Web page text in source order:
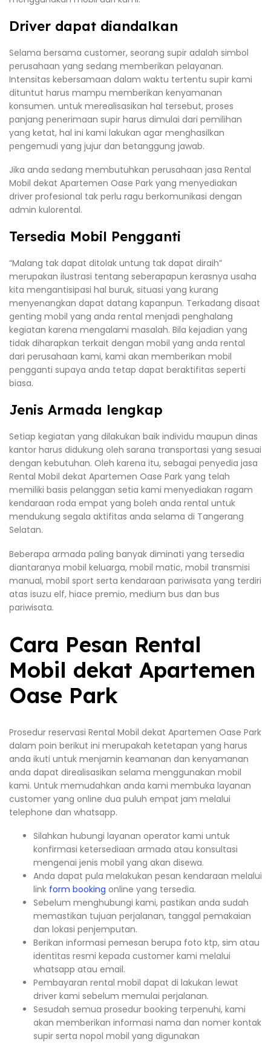
Driver dapat diandalkan
Selama bersama customer, seorang supir adalah simbol
perusahaan yang sedang memberikan pelayanan.
Intensitas kebersamaan dalam waktu tertentu supir kami
dituntut harus mampu memberikan kenyamanan
konsumen. untuk merealisasikan hal tersebut, proses
panjang penerimaan supir harus dimulai dari pemilihan
yang ketat, hal ini kami lakukan agar menghasilkan
pengemudi yang jujur dan betanggung jawab.
Jika anda sedang membutuhkan perusahaan jasa Rental
Mobil dekat Apartemen Oase Park yang menyediakan
driver profesional tak perlu ragu berkomunikasi dengan
admin kulorental.
Tersedia Mobil Pengganti
“Malang tak dapat ditolak untung tak dapat diraih”
merupakan ilustrasi tentang seberapapun kerasnya usaha
kita mengantisipasi hal buruk, situasi yang kurang
menyenangkan dapat datang kapanpun. Terkadang disaat
genting mobil yang anda rental menjadi penghalang
kegiatan karena mengalami masalah. Bila kejadian yang
tidak diharapkan terkait dengan mobil yang anda rental
dari perusahaan kami, kami akan memberikan mobil
pengganti supaya anda tetap dapat beraktifitas seperti
biasa.
Jenis Armada lengkap
Setiap kegiatan yang dilakukan baik individu maupun dinas
kantor harus didukung oleh sarana transportasi yang sesuai
dengan kebutuhan. Oleh karena itu, sebagai penyedia jasa
Rental Mobil dekat Apartemen Oase Park yang telah
memiliki basis pelanggan setia kami menyediakan ragam
kendaraan roda empat yang boleh anda rental untuk
mendukung segala aktifitas anda selama di Tangerang
Selatan.
Beberapa armada paling banyak diminati yang tersedia
diantaranya mobil keluarga, mobil matic, mobil transmisi
manual, mobil sport serta kendaraan pariwisata yang terdiri
atas isuzu elf, hiace premio, medium bus dan bus
pariwisata.
Cara Pesan Rental
Mobil dekat Apartemen
Oase Park
Prosedur reservasi Rental Mobil dekat Apartemen Oase Park
dalam poin berikut ini merupakah ketetapan yang harus
anda ikuti untuk menjamin keamanan dan kenyamanan
anda dapat direalisasikan selama menggunakan mobil
kami. Untuk memudahkan anda kami membuka layanan
customer yang online dua puluh empat jam melalui
telephone dan whatsapp.
Silahkan hubungi layanan operator kami untuk
konfirmasi ketersediaan armada atau konsultasi
mengenai jenis mobil yang akan disewa.
Anda dapat pula melakukan pesan kendaraan melalui
link form booking online yang tersedia.
Sebelum menghubungi kami, pastikan anda sudah
memastikan tujuan perjalanan, tanggal pemakaian
dan lokasi penjemputan.
Berikan informasi pemesan berupa foto ktp, sim atau
identitas resmi kepada customer kami melalui
whatsapp atau email.
Pembayaran rental mobil dapat di lakukan lewat
driver kami sebelum memulai perjalanan.
Sesudah semua prosedur booking terpenuhi, kami
akan memberikan informasi nama dan nomer kontak
supir serta nopol mobil yang digunakan